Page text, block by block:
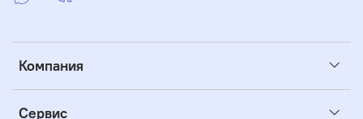
Компания
Сервис